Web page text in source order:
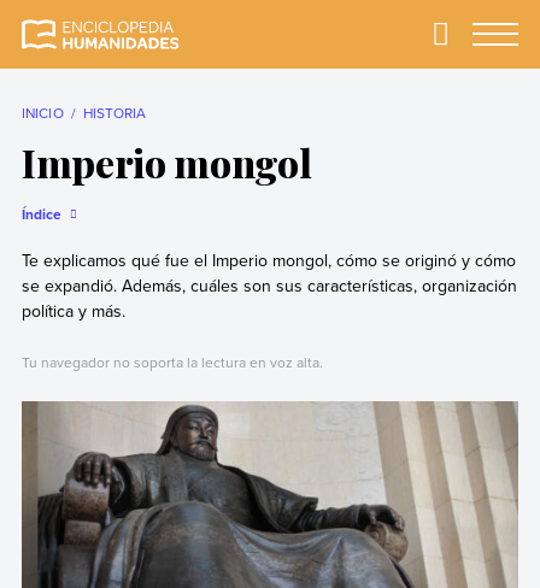
completa y más
Primary
INICIO HISTORIA
Imperio mongol
Índice
Te explicamos qué fue el Imperio mongol, cómo se originó y cómo
se expandió. Además, cuáles son sus características, organización
política y más.
Tu navegador no soporta la lectura en voz alta.